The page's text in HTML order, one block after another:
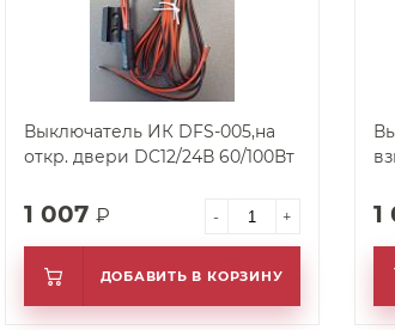
Выключатель ИК DFS-005,на
откр. двери DC12/24В 60/100Вт
1 007 ₽ - +
ДОБАВИТЬ В КОРЗИНУ
1